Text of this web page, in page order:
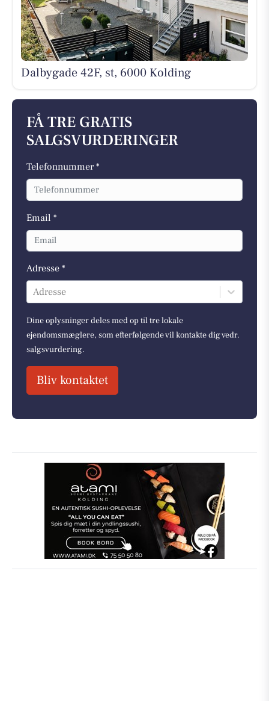
Dalbygade 42F, st, 6000 Kolding
FÅ TRE GRATIS
SALGSVURDERINGER
Telefonnummer *
Email *
Adresse *
Adresse
Dine oplysninger deles med op til tre lokale
ejendomsmæglere, som efterfølgende vil kontakte dig vedr.
salgsvurdering.
Bliv kontaktet